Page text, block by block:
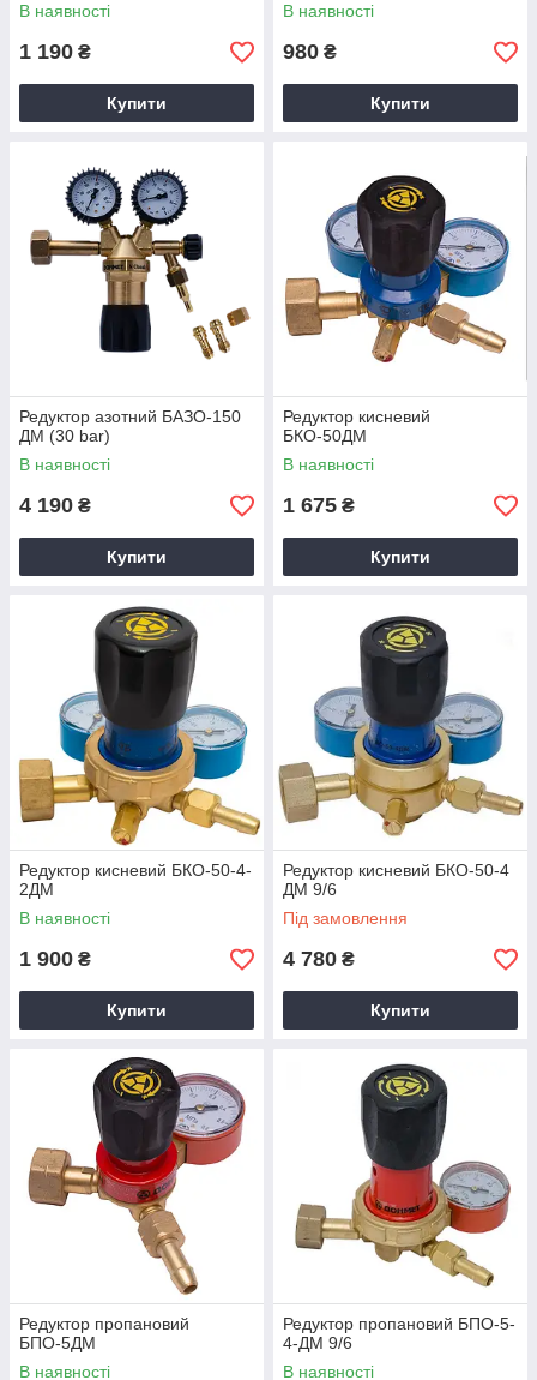
В наявності
1 190 ₴
Купити
В наявності
980 ₴
Купити
Редуктор азотний БАЗО-150
ДМ (30 bar)
В наявності
4 190 ₴
Купити
Редуктор кисневий
БКО-50ДМ
В наявності
1 675 ₴
Купити
Редуктор кисневий БКО-50-4-
2ДМ
В наявності
1 900 ₴
Купити
Редуктор кисневий БКО-50-4
ДМ 9/6
Під замовлення
4 780 ₴
Купити
Редуктор пропановий
БПО-5ДМ
В наявності
Редуктор пропановий БПО-5-
4-ДМ 9/6
В наявності